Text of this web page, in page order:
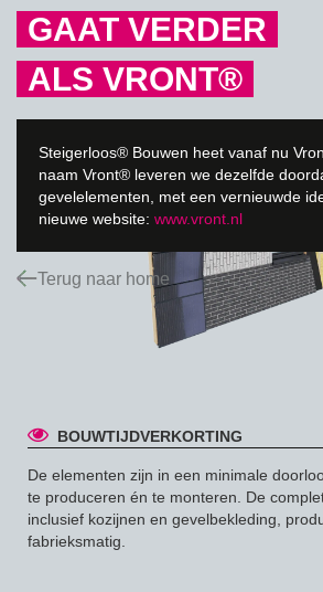
GAAT VERDER
ALS VRONT®
Steigerloos® Bouwen heet vanaf nu
naam Vront® leveren we dezelfde
gevelelementen, met een vernieuwde
nieuwe website: www.vront.nl
Terug naar home
BOUWTIJDVERKORTING
De elementen zijn in een minimale
te produceren én te monteren. De
inclusief kozijnen en gevelbekleding,
fabrieksmatig.